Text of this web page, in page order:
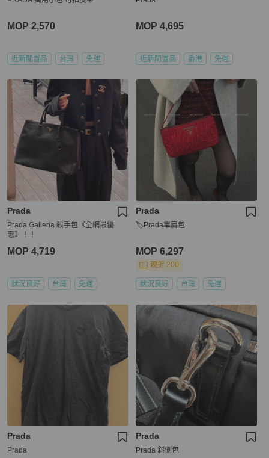
MOP 2,570
近新閒置品 台灣 免運
MOP 4,695
近新閒置品 香港 免運
Prada
Prada Galleria 殺手包《全網最優
惠》！！
MOP 4,719
狀況良好 台灣 免運
Prada
🏷Prada單肩包
MOP 6,297
現折 200
狀況良好 台灣 免運
Prada
Prada
Prada
Prada 斜側包